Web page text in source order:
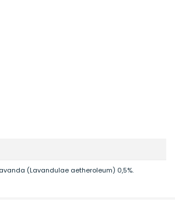
(Lavandulae aetheroleum) 0,5%.